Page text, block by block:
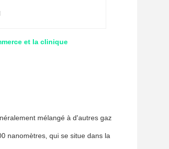
et la clinique
mélangé à d'autres gaz
nanomètres, qui se situe dans la